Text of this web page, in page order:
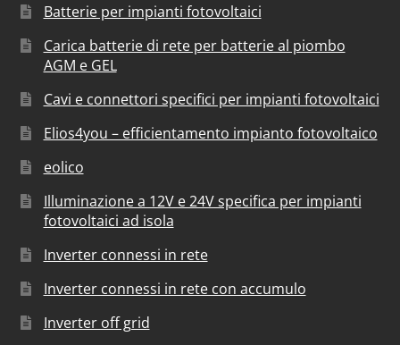
Batterie per impianti fotovoltaici
Carica batterie di rete per batterie al piombo
AGM e GEL
Cavi e connettori specifici per impianti fotovoltaici
Elios4you – efficientamento impianto fotovoltaico
eolico
Illuminazione a 12V e 24V specifica per impianti
fotovoltaici ad isola
Inverter connessi in rete
Inverter connessi in rete con accumulo
Inverter off grid